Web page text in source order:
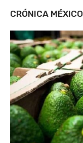
CRÓNICA MÉXICO